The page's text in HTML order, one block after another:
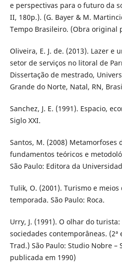
e perspectivas para o futuro da
II, 180p.). (G. Bayer & M.
Tempo Brasileiro. (Obra original
Oliveira, E. J. de. (2013). Lazer e
setor de serviços no litoral de
Dissertação de mestrado,
Grande do Norte, Natal, RN,
Sanchez, J. E. (1991). Espacio,
Siglo XXI.
Santos, M. (2008) Metamorfoses
fundamentos teóricos e
São Paulo: Editora da
Tulik, O. (2001). Turismo e
temporada. São Paulo: Roca.
Urry, J. (1991). O olhar do
sociedades contemporâneas. (2ª
Trad.) São Paulo: Studio Nobre –
publicada em 1990)